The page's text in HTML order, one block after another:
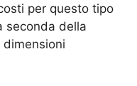
per questo tipo
seconda della